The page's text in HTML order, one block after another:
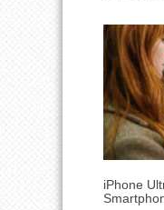
iPhone